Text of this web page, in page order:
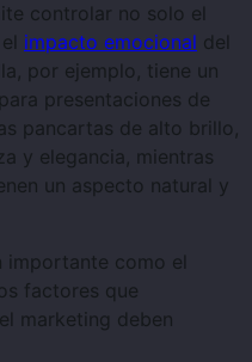
controlar no solo el
impacto emocional del
por ejemplo, tiene un
presentaciones de
pancartas de alto brillo,
y ​​elegancia, mientras
un aspecto natural y
importante como el
factores que
marketing deben